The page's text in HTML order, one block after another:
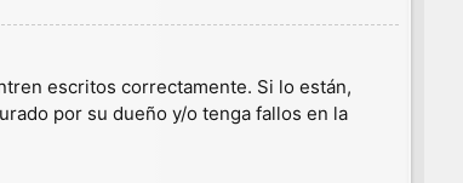
escritos correctamente. Si lo están,
por su dueño y/o tenga fallos en la